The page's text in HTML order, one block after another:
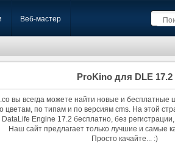
Веб-мастер
ProKino для DLE 17.2
вы всегда можете найти новые и бесплатные
цветам, по типам и по версиям cms. На этой
DataLife Engine 17.2 бесплатно, без
Наш сайт предлагает только лучшие и самые
Просто качайте... :)